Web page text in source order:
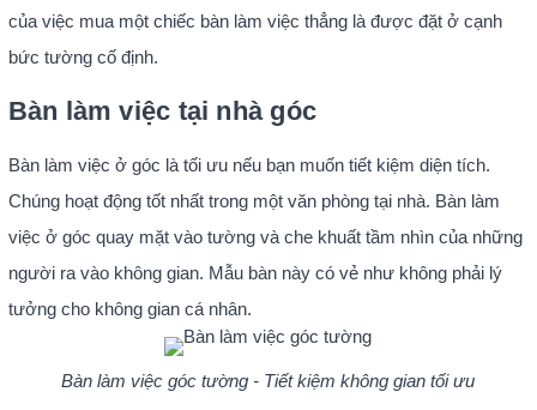
của việc mua một chiếc bàn làm việc thẳng là được đặt ở cạnh
bức tường cố định.
Bàn làm việc tại nhà góc
Bàn làm việc ở góc là tối ưu nếu bạn muốn tiết kiệm diện tích.
Chúng hoạt động tốt nhất trong một văn phòng tại nhà. Bàn làm
việc ở góc quay mặt vào tường và che khuất tầm nhìn của những
người ra vào không gian. Mẫu bàn này có vẻ như không phải lý
tưởng cho không gian cá nhân.
Bàn làm việc góc tường - Tiết kiệm không gian tối ưu